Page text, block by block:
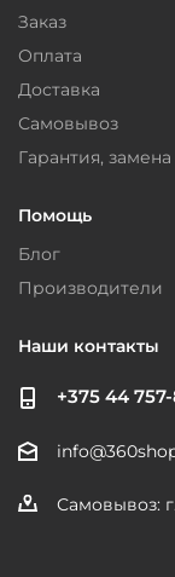
Заказ
Оплата
Доставка
Самовывоз
Гарантия,
Помощь
Блог
Производители
Наши контакты
+375 44
Самовывоз: